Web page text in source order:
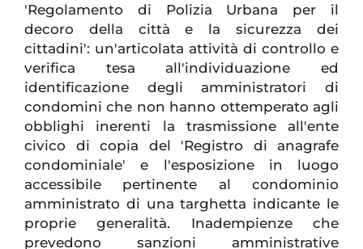
'Regolamento di Polizia Urbana per il
decoro della città e la sicurezza dei
cittadini': un'articolata attività di controllo e
verifica tesa all'individuazione ed
identificazione degli amministratori di
condomini che non hanno ottemperato agli
obblighi inerenti la trasmissione all'ente
civico di copia del 'Registro di anagrafe
condominiale' e l'esposizione in luogo
accessibile pertinente al condominio
amministrato di una targhetta indicante le
proprie generalità. Inadempienze che
prevedono sanzioni amministrative